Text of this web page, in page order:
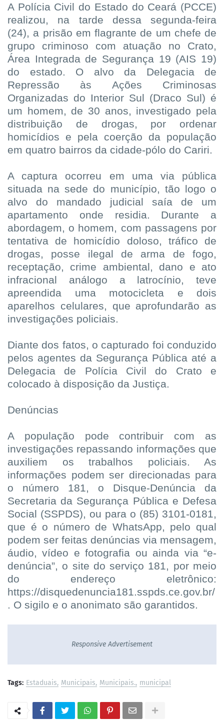
A Polícia Civil do Estado do Ceará (PCCE)
realizou, na tarde dessa segunda-feira
(24), a prisão em flagrante de um chefe de
grupo criminoso com atuação no Crato,
Área Integrada de Segurança 19 (AIS 19)
do estado. O alvo da Delegacia de
Repressão às Ações Criminosas
Organizadas do Interior Sul (Draco Sul) é
um homem, de 30 anos, investigado pela
distribuição de drogas, por ordenar
homicídios e pela coerção da população
em quatro bairros da cidade-pólo do Cariri.
A captura ocorreu em uma via pública
situada na sede do município, tão logo o
alvo do mandado judicial saía de um
apartamento onde residia. Durante a
abordagem, o homem, com passagens por
tentativa de homicídio doloso, tráfico de
drogas, posse ilegal de arma de fogo,
receptação, crime ambiental, dano e ato
infracional análogo a latrocínio, teve
apreendida uma motocicleta e dois
aparelhos celulares, que aprofundarão as
investigações policiais.
Diante dos fatos, o capturado foi conduzido
pelos agentes da Segurança Pública até a
Delegacia de Polícia Civil do Crato e
colocado à disposição da Justiça.
Denúncias
A população pode contribuir com as
investigações repassando informações que
auxiliem os trabalhos policiais. As
informações podem ser direcionadas para
o número 181, o Disque-Denúncia da
Secretaria da Segurança Pública e Defesa
Social (SSPDS), ou para o (85) 3101-0181,
que é o número de WhatsApp, pelo qual
podem ser feitas denúncias via mensagem,
áudio, vídeo e fotografia ou ainda via “e-
denúncia”, o site do serviço 181, por meio
do endereço eletrônico:
https://disquedenuncia181.sspds.ce.gov.br/
. O sigilo e o anonimato são garantidos.
Responsive Advertisement
Tags: Estaduais Municipais Municipais. municipal